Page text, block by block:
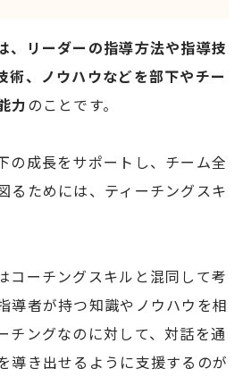
、リーダーの指導方法や指導技
術、ノウハウなどを部下やチー
力のことです。
の成長をサポートし、チーム全
るためには、ティーチングスキ
コーチングスキルと混同して考
導者が持つ知識やノウハウを相
チングなのに対して、対話を通
導き出せるように支援するのが